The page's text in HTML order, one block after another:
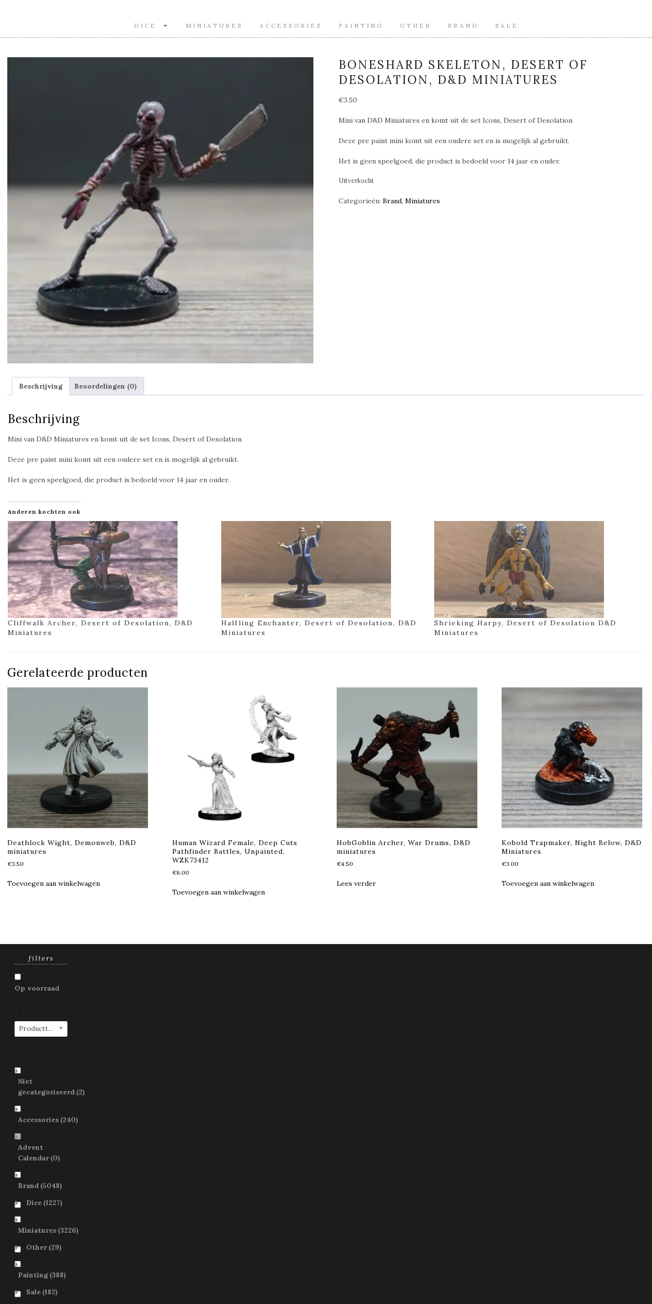
DICE MINIATURES ACCESSORIES PAINTING OTHER BRAND SALE
BONESHARD SKELETON, DESERT OF
DESOLATION, D&D MINIATURES
€3.50
Mini van D&D Miniatures en komt uit de set Icons, Desert of Desolation
Deze pre paint mini komt uit een oudere set en is mogelijk al gebruikt.
Het is geen speelgoed, die product is bedoeld voor 14 jaar en ouder.
Uitverkocht
Categorieën:Brand,Miniatures
Beschrijving Beoordelingen (0)
Beschrijving
Mini van D&D Miniatures en komt uit de set Icons, Desert of Desolation
Deze pre paint mini komt uit een oudere set en is mogelijk al gebruikt.
Het is geen speelgoed, die product is bedoeld voor 14 jaar en ouder.
Anderen kochten ook
Cliffwalk Archer, Desert of Desolation, D&D
Miniatures
Halfling Enchanter, Desert of Desolation, D&D
Miniatures
Shrieking Harpy, Desert of Desolation D&D
Miniatures
Gerelateerde producten
Deathlock Wight, Demonweb, D&D
miniatures
€3.50
Toevoegen aan winkelwagen
Human Wizard Female, Deep Cuts
Pathfinder Battles, Unpainted,
WZK73412
€6.00
Toevoegen aan winkelwagen
HobGoblin Archer, War Drums, D&D
miniatures
€4.50
Lees verder
Kobold Trapmaker, Night Below, D&D
Miniatures
€3.00
Toevoegen aan winkelwagen
filters
Op voorraad
Producttags
Niet
gecategoriseerd (2)
Accessories (240)
Advent
Calendar (0)
Brand (5048)
Dice (1227)
Miniatures (3226)
Other (29)
Painting (388)
Sale (182)